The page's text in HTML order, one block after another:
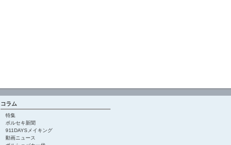
コラム
特集
ポルセキ新聞
911DAYSメイキング
動画ニュース